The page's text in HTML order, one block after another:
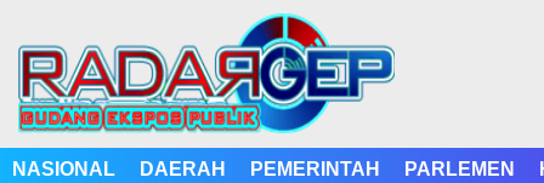
NASIONAL DAERAH PEMERINTAH PARLEMEN